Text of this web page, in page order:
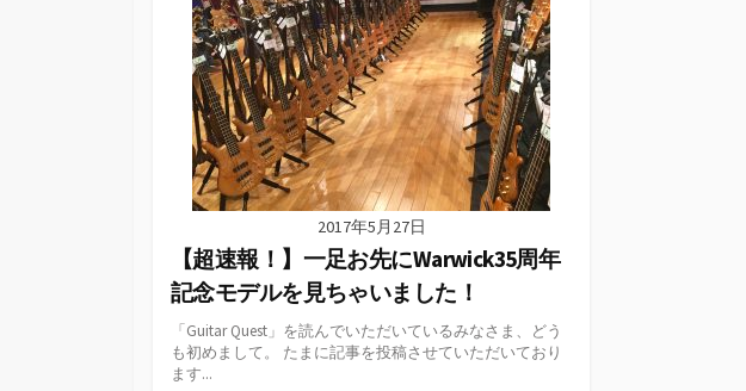
2017年5月27日
【超速報！】一足お先にWarwick35周年
記念モデルを見ちゃいました！
「Guitar Quest」を読んでいただいているみなさま、どう
も初めまして。 たまに記事を投稿させていただいており
ます...